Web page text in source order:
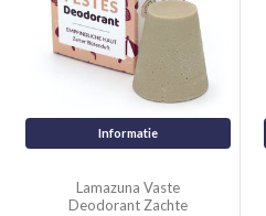
Informatie
Lamazuna Vaste
Deodorant Zachte